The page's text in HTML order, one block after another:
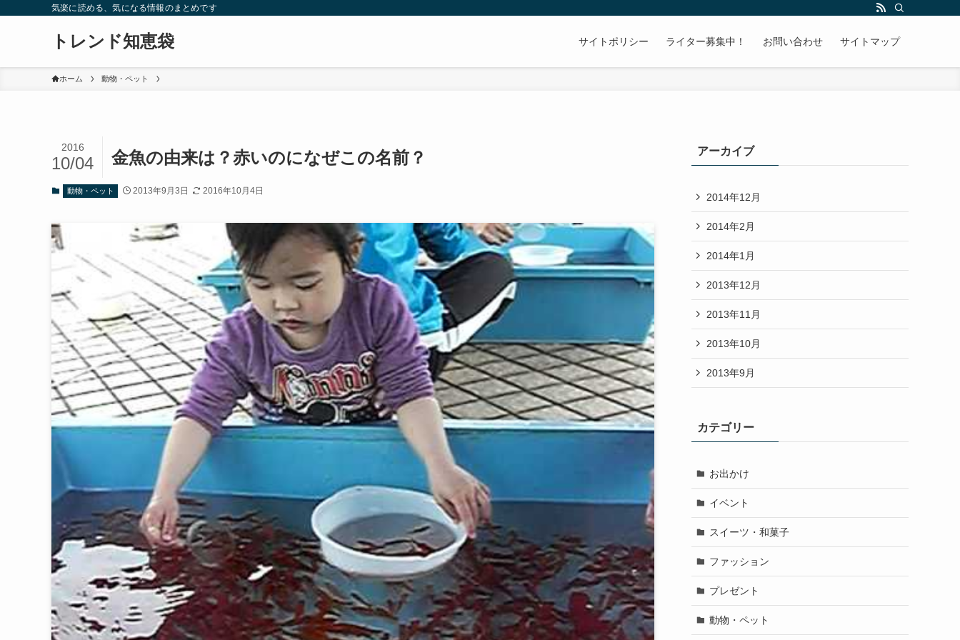
気楽に読める、気になる情報のまとめです
トレンド知恵袋 サイトポリシー ライター募集中！ お問い合わせ サイトマップ
ホーム 動物・ペット
金魚の由来は？赤いのになぜこの名前？
2016
10/04
動物・ペット 2013年9月3日 2016年10月4日
アーカイブ
2014年12月
2014年2月
2014年1月
2013年12月
2013年11月
2013年10月
2013年9月
カテゴリー
お出かけ
イベント
スイーツ・和菓子
ファッション
プレゼント
動物・ペット